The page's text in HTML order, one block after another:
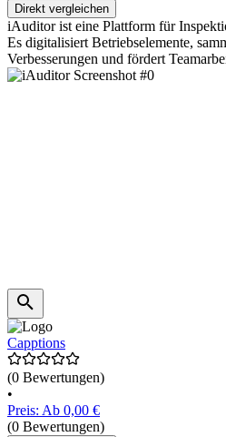
Direkt vergleichen
iAuditor ist eine Plattform für
Es digitalisiert Betriebselemente,
Verbesserungen und fördert
Capptions
(0 Bewertungen)
•
Preis: Ab 0,00 €
(0 Bewertungen)